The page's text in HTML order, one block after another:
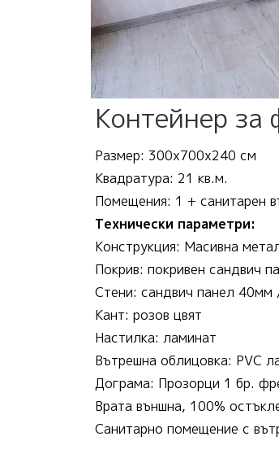
Контейнер за
Размер: 300х700х240 см
Квадратура: 21 кв.м.
Помeщения: 1 + санитарен
Технически параметри:
Конструкция: Масивна
Покрив: покривен сандвич
Стени: сандвич панел 40мм
Кант: розов цвят
Настилка: ламинат
Вътрешна облицовка: PVC
Дограма: Прозорци 1 бр.
Врата външна, 100%
Санитарно помещение с